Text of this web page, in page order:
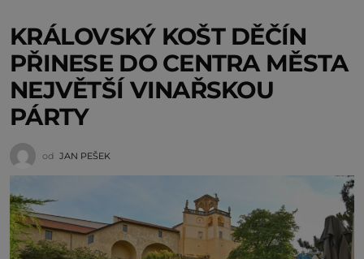
KRÁLOVSKÝ KOŠT DĚČÍN
PŘINESE DO CENTRA MĚSTA
NEJVĚTŠÍ VINAŘSKOU
PÁRTY
od JAN PEŠEK